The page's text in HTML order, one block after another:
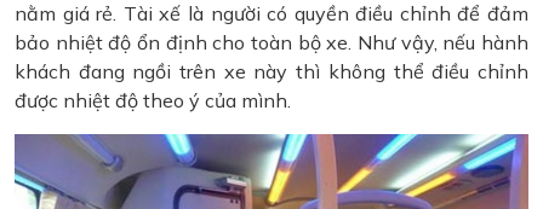
nằm giá rẻ. Tài xế là người có quyền điều chỉnh để đảm
bảo nhiệt độ ổn định cho toàn bộ xe. Như vậy, nếu hành
khách đang ngồi trên xe này thì không thể điều chỉnh
được nhiệt độ theo ý của mình.